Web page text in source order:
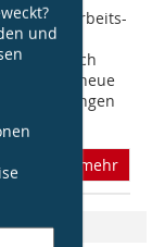
und
Arbeits-
sowie sich
und neue
Anpassungen
mehr